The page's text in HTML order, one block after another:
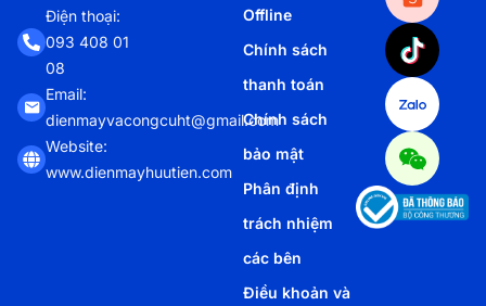
Điện thoại:
093 408 01
08
Email:
dienmayvacongcuht@gmail.com
Website:
www.dienmayhuutien.com
Offline
Chính sách
thanh toán
Chính sách
bảo mật
Phân định
trách nhiệm
các bên
Điều khoản và